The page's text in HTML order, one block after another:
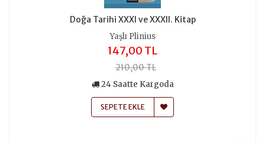
Doğa Tarihi XXXI ve XXXII. Kitap
Yaşlı Plinius
147,00 TL
210,00 TL
24 Saatte Kargoda
SEPETE EKLE